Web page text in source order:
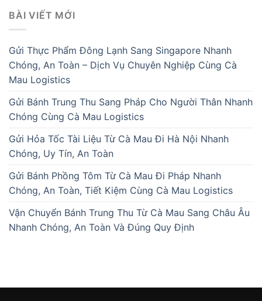
BÀI VIẾT MỚI
Gửi Thực Phẩm Đông Lạnh Sang Singapore Nhanh
Chóng, An Toàn – Dịch Vụ Chuyên Nghiệp Cùng Cà
Mau Logistics
Gửi Bánh Trung Thu Sang Pháp Cho Người Thân Nhanh
Chóng Cùng Cà Mau Logistics
Gửi Hỏa Tốc Tài Liệu Từ Cà Mau Đi Hà Nội Nhanh
Chóng, Uy Tín, An Toàn
Gửi Bánh Phồng Tôm Từ Cà Mau Đi Pháp Nhanh
Chóng, An Toàn, Tiết Kiệm Cùng Cà Mau Logistics
Vận Chuyển Bánh Trung Thu Từ Cà Mau Sang Châu Âu
Nhanh Chóng, An Toàn Và Đúng Quy Định